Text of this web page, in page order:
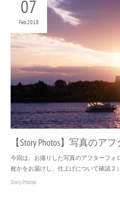
【Story Photos】写真のア
今回は、お撮りした写真のアフターフ
枚かをお届けし、仕上げについて確認２
07
Feb2018
Story Photos